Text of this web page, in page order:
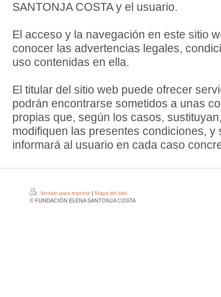
SANTONJA COSTA y el usuario.
El acceso y la navegación en este sitio
conocer las advertencias legales,
uso contenidas en ella.
El titular del sitio web puede ofrecer
podrán encontrarse sometidos a unas
propias que, según los casos,
modifiquen las presentes condiciones, y
informará al usuario en cada caso
Versión para imprimir | Mapa del sitio
© FUNDACIÓN ELENA SANTONJA COSTA